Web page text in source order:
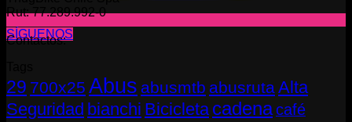
SÍGUENOS
Rut: 77.289.992-0
Contactos:
29 700x25 Abus abusmtb abusrutaAlta
Seguridad bianchi Bicicleta cadenacafé